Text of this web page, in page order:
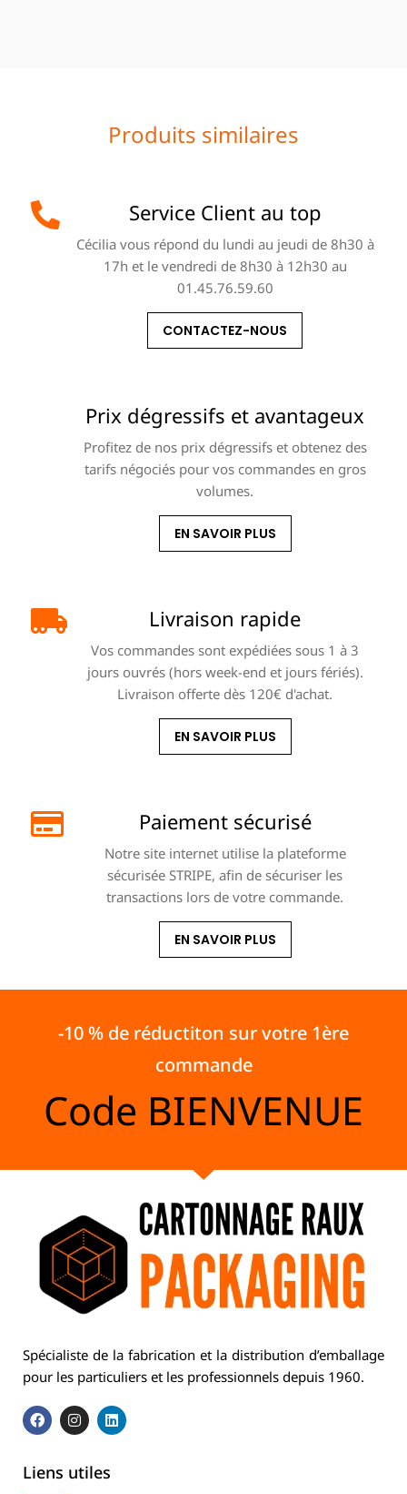
Produits similaires
Service Client au top
Cécilia vous répond du lundi au jeudi de 8h30 à
17h et le vendredi de 8h30 à 12h30 au
01.45.76.59.60
CONTACTEZ-NOUS
Prix dégressifs et avantageux
Profitez de nos prix dégressifs et obtenez des
tarifs négociés pour vos commandes en gros
volumes.
EN SAVOIR PLUS
Livraison rapide
Vos commandes sont expédiées sous 1 à 3
jours ouvrés (hors week-end et jours fériés).
Livraison offerte dès 120€ d'achat.
EN SAVOIR PLUS
Paiement sécurisé
Notre site internet utilise la plateforme
sécurisée STRIPE, afin de sécuriser les
transactions lors de votre commande.
EN SAVOIR PLUS
-10 % de réductiton sur votre 1ère
commande
Code BIENVENUE
Spécialiste de la fabrication et la distribution d’emballage
pour les particuliers et les professionnels depuis 1960.
Liens utiles